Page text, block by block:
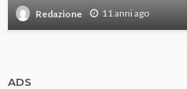
Redazione 11 anni ago
ADS